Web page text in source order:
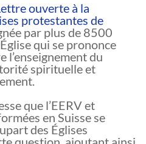
ouverte à la
protestantes de
par plus de 8500
qui se prononce
l’enseignement du
spirituelle et
que l’EERV et
en Suisse se
des Églises